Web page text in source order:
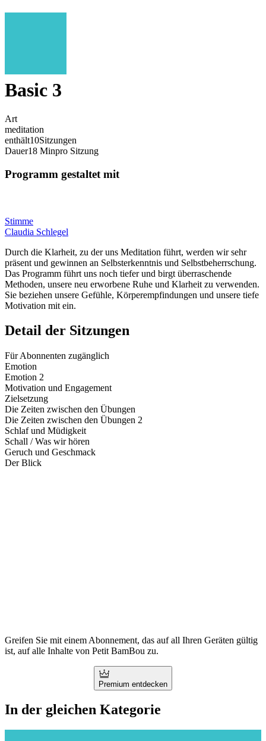
Basic 3
Art
meditation
enthält10Sitzungen
Dauer18 Minpro Sitzung
Programm gestaltet mit
Stimme
Claudia Schlegel
Durch die Klarheit, zu der uns Meditation führt, werden wir sehr
präsent und gewinnen an Selbsterkenntnis und Selbstbeherrschung.
Das Programm führt uns noch tiefer und birgt überraschende
Methoden, unsere neu erworbene Ruhe und Klarheit zu verwenden.
Sie beziehen unsere Gefühle, Körperempfindungen und unsere tiefe
Motivation mit ein.
Detail der Sitzungen
Für Abonnenten zugänglich
Emotion
Emotion 2
Motivation und Engagement
Zielsetzung
Die Zeiten zwischen den Übungen
Die Zeiten zwischen den Übungen 2
Schlaf und Müdigkeit
Schall / Was wir hören
Geruch und Geschmack
Der Blick
Greifen Sie mit einem Abonnement, das auf all Ihren Geräten gültig
ist, auf alle Inhalte von Petit BamBou zu.
Premium entdecken
In der gleichen Kategorie